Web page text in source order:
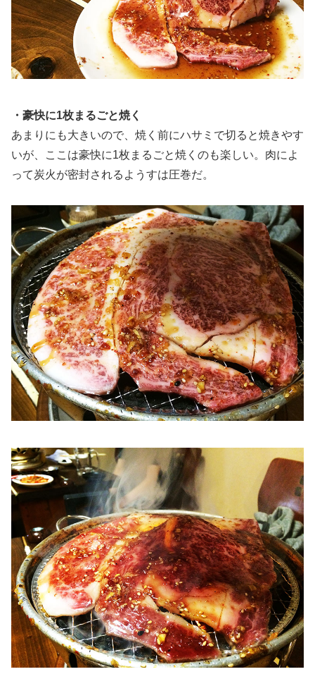
・豪快に1枚まるごと焼く
あまりにも大きいので、焼く前にハサミで切ると焼きやす
いが、ここは豪快に1枚まるごと焼くのも楽しい。肉によ
って炭火が密封されるようすは圧巻だ。